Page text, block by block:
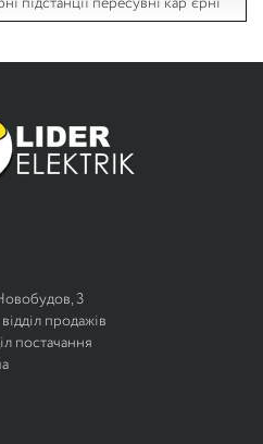
3
продажів
постачання